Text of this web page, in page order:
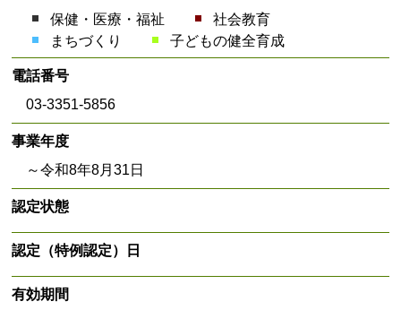
保健・医療・福祉
社会教育
まちづくり
子どもの健全育成
電話番号
03-3351-5856
事業年度
～令和8年8月31日
認定状態
認定（特例認定）日
有効期間